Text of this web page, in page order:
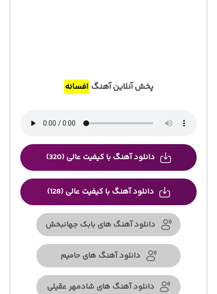
پخش آنلاین آهنگ افسانه
دانلود آهنگ با کیفیت عالی (320)
دانلود آهنگ با کیفیت عالی (128)
دانلود آهنگ های بابک جهانبخش
دانلود آهنگ های حامیم
دانلود آهنگ های شادمهر عقیلی